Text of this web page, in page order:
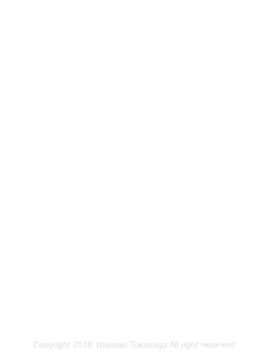
Copyright 2018 Youmart Tokunaga All right reserved